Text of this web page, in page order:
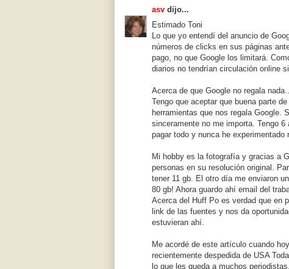
asv dijo...
Estimado Toni
Lo que yo entendí del anuncio de
números de clicks en sus páginas
pago, no que Google los limitará.
diarios no tendrían circulación online
Acerca de que Google no regala
Tengo que aceptar que buena parte
herramientas que nos regala Google.
sinceramente no me importa. Tengo
pagar todo y nunca he experimentado
Mi hobby es la fotografía y gracias a
personas en su resolución original.
tener 11 gb. El otro día me enviaron
80 gb! Ahora guardo ahí email del
Acerca del Huff Po es verdad que en
link de las fuentes y nos da
estuvieran ahí.
Me acordé de este artículo cuando
recientemente despedida de USA
lo que les queda a muchos